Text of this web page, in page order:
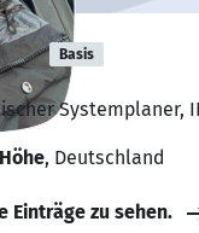
Basis
Systemplaner,
, Deutschland
Einträge zu sehen.